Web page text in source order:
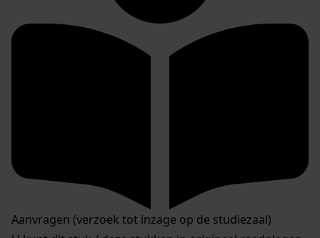
Aanvragen (verzoek tot inzage op de studiezaal)